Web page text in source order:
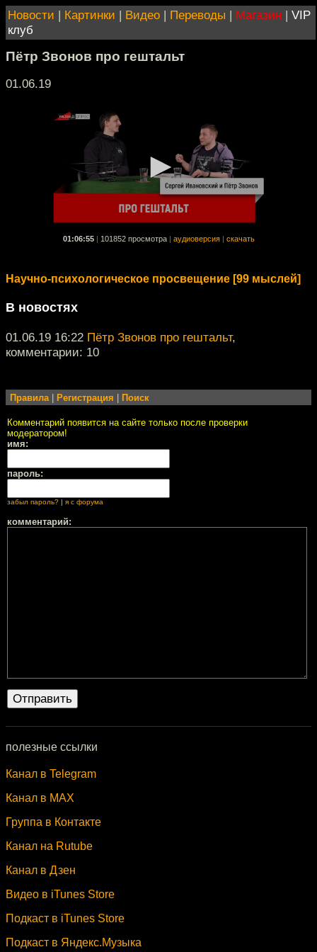
Новости | Картинки | Видео | Переводы | Магазин | VIP
клуб
Пётр Звонов про гештальт
01.06.19
01:06:55 101852 просмотра аудиоверсия скачать
Научно-психологическое просвещение [99 мыслей]
В новостях
01.06.19 16:22 Пётр Звонов про гештальт,
комментарии: 10
Правила| Регистрация Поиск
Комментарий появится на сайте только после проверки
модератором!
имя:
пароль:
забыл пароль? я с форума
комментарий:
полезные ссылки
Канал в Telegram
Канал в MAX
Группа в Контакте
Канал на Rutube
Канал в Дзен
Видео в iTunes Store
Подкаст в iTunes Store
Подкаст в Яндекс.Музыка